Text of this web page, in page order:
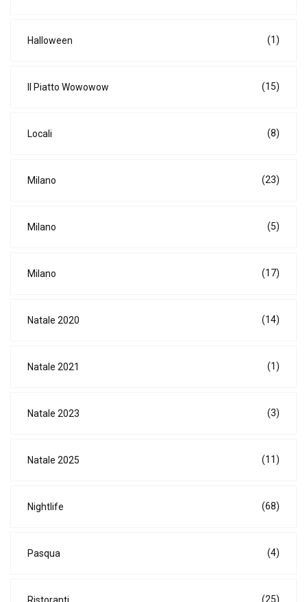
Halloween (1)
Il Piatto Wowowow (15)
Locali (8)
Milano (23)
Milano (5)
Milano (17)
Natale 2020 (14)
Natale 2021 (1)
Natale 2023 (3)
Natale 2025 (11)
Nightlife (68)
Pasqua (4)
(25)